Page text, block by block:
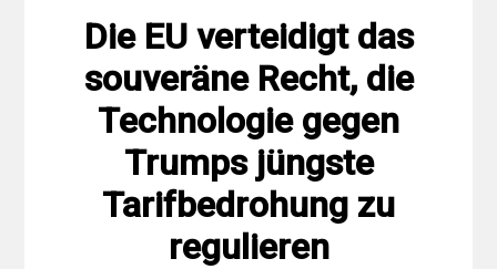
Die EU verteidigt das
souveräne Recht, die
Technologie gegen
Trumps jüngste
Tarifbedrohung zu
regulieren